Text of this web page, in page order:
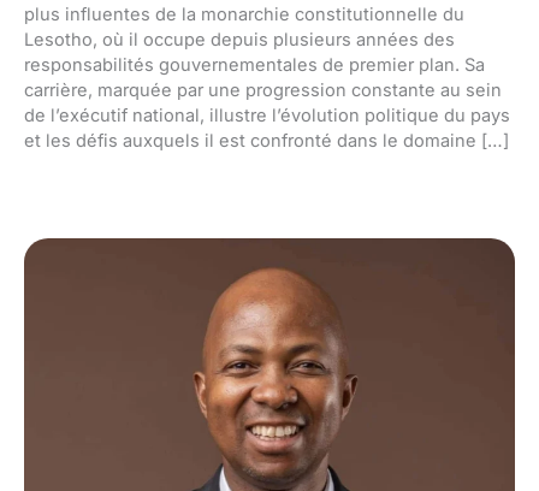
plus influentes de la monarchie constitutionnelle du
Lesotho, où il occupe depuis plusieurs années des
responsabilités gouvernementales de premier plan. Sa
carrière, marquée par une progression constante au sein
de l’exécutif national, illustre l’évolution politique du pays
et les défis auxquels il est confronté dans le domaine […]